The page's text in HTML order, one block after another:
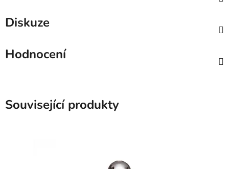
Diskuze
Hodnocení
Související produkty